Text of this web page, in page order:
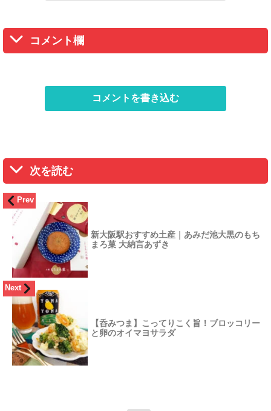
コメント欄
コメントを書き込む
次を読む
Prev
新大阪駅おすすめ土産｜あみだ池大黒のもち
まろ菓 大納言あずき
Next
【呑みつま】こってりこく旨！ブロッコリー
と卵のオイマヨサラダ